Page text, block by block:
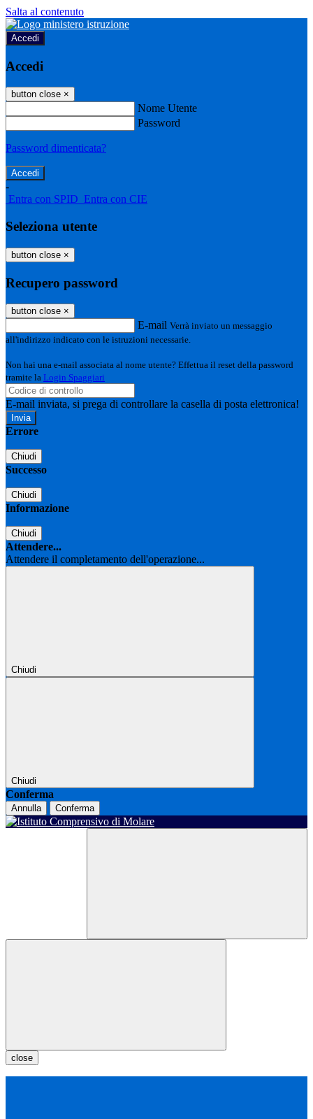
Salta al contenuto
Accedi
Accedi
button close ×
Nome Utente
Password
Password dimenticata?
-
Entra con SPID Entra con CIE
Seleziona utente
button close ×
Recupero password
button close ×
E-mail Verrà inviato un messaggio
all'indirizzo indicato con le istruzioni necessarie.
Non hai una e-mail associata al nome utente? Effettua il reset della password
tramite la Login Spaggiari
E-mail inviata, si prega di controllare la casella di posta elettronica!
Errore
Chiudi
Successo
Chiudi
Informazione
Chiudi
Attendere...
Attendere il completamento dell'operazione...
Chiudi
Chiudi
Conferma
Annulla Conferma
close